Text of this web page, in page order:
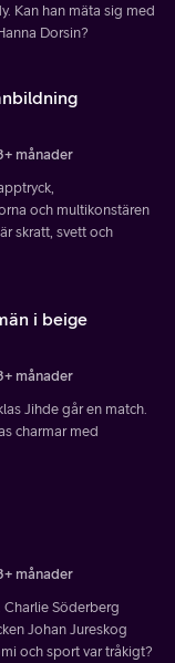
Kan han mäta sig med
Dorsin?
månader
och multikonstären
skratt, svett och
i beige
månader
Jihde går en match.
charmar med
månader
Söderberg
Johan Jureskog
och sport var tråkigt?